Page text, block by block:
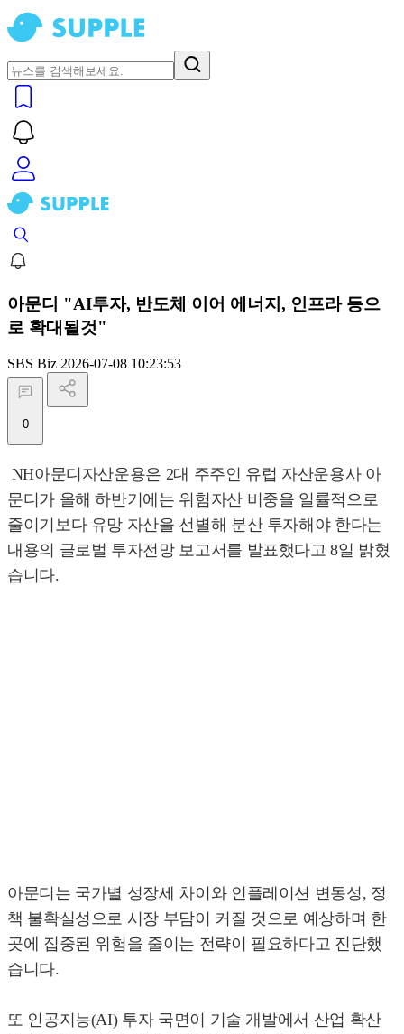
아문디 "AI투자, 반도체 이어 에너지, 인프라 등으
로 확대될것"
SBS Biz 2026-07-08 10:23:53
0
NH아문디자산운용은 2대 주주인 유럽 자산운용사 아
문디가 올해 하반기에는 위험자산 비중을 일률적으로
줄이기보다 유망 자산을 선별해 분산 투자해야 한다는
내용의 글로벌 투자전망 보고서를 발표했다고 8일 밝혔
습니다.
아문디는 국가별 성장세 차이와 인플레이션 변동성, 정
책 불확실성으로 시장 부담이 커질 것으로 예상하며 한
곳에 집중된 위험을 줄이는 전략이 필요하다고 진단했
습니다.
또 인공지능(AI) 투자 국면이 기술 개발에서 산업 확산